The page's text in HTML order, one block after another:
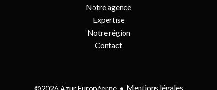
Notre agence
Expertise
Notre région
Contact
©2026 Azur Européenne Mentions légales